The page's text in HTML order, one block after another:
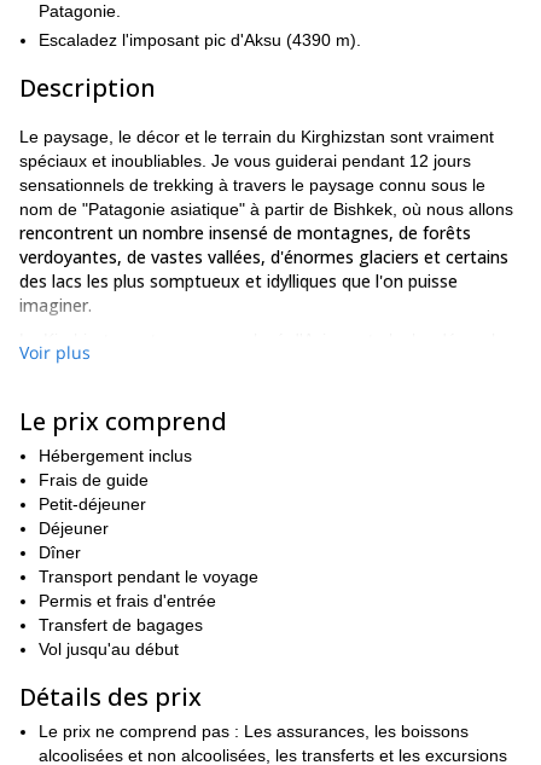
Patagonie.
Escaladez l'imposant pic d'Aksu (4390 m).
Description
Le paysage, le décor et le terrain du Kirghizstan sont vraiment
spéciaux et inoubliables. Je vous guiderai pendant 12 jours
sensationnels de trekking à travers le paysage connu sous le
nom de "Patagonie asiatique" à partir de Bishkek, où nous allons
rencontrent un nombre insensé de montagnes, de forêts
verdoyantes, de vastes vallées, d'énormes glaciers et certains
des lacs les plus somptueux et idylliques que l'on puisse
imaginer.
Kazakhstan, la Chine, le Tadjikistan et l'Ouzbékistan, et est
sa longue, distinguée et ancienne histoire et culture.
Notre voyage épique commence lorsque nous nous retrouvons à
l'aéroport de Bishkek, d'où nous nous envolons pour
la plus ancienne ville du pays
Le deuxième jour est celui où nous nous lançons pleinement
dans le trekking, et les deux jours suivants sont consacrés à la
traversée de la vallée de l'Alaska.
habitants ont un mode de vie traditionnel, et
d'un bleu profond, absolument stupéfiant et magnifique.
Les jours 4 à 6 sont dominés par notre ascension vers le sommet
nous traversons des glaciers, des vallées et de grandes rivières,
et les vues panoramiques depuis le sommet nous exposent à
vues épiques et impressionnantes sur les autres pics et vallées
Voir plus
Le prix comprend
Hébergement inclus
Frais de guide
Petit-déjeuner
Déjeuner
Dîner
Transport pendant le voyage
Permis et frais d'entrée
Transfert de bagages
Vol jusqu'au début
Détails des prix
Le prix ne comprend pas : Les assurances, les boissons
alcoolisées et non alcoolisées, les transferts et les excursions